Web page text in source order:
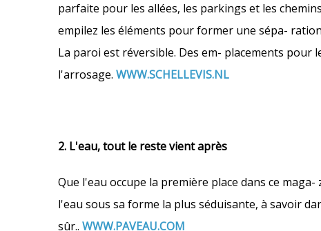
parfaite pour les allées, les parkings et les
empilez les éléments pour former une sépa-
La paroi est réversible. Des em- placements
l'arrosage. WWW.SCHELLEVIS.NL
2. L'eau, tout le reste vient après
Que l'eau occupe la première place dans ce
l'eau sous sa forme la plus séduisante, à savoir
sûr.. WWW.PAVEAU.COM